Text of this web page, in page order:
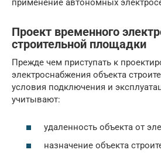
применение автономных
Проект временного
строительной площадки
Прежде чем приступать к
электроснабжения объекта
условия подключения и
учитывают:
удаленность объекта от
назначение объекта